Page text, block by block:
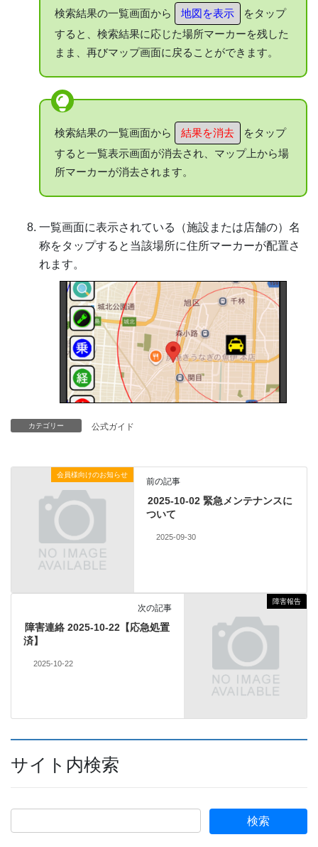
検索結果の一覧画面から 地図を表示
をタップ
すると、検索結果に応じた場所マーカーを残した
まま、再びマップ画面に戻ることができます。
検索結果の一覧画面から 結果を消去
をタップ
すると一覧表示画面が消去され、マップ上から場
所マーカーが消去されます。
一覧画面に表示されている（施設または店舗の）名
称をタップすると当該場所に住所マーカーが配置さ
れます。
カテゴリー 公式ガイド
会員様向けのお知らせ
前の記事
2025-10-02 緊急メンテナンスに
ついて
2025-09-30
障害報告
次の記事
障害連絡 2025-10-22【応急処置
済】
2025-10-22
サイト内検索